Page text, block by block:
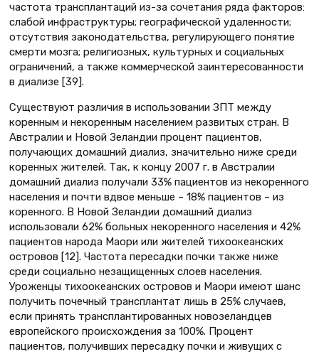
частота трансплантаций из-за сочетания ряда факторов:
слабой инфраструктуры; географической удаленности;
отсутствия законодательства, регулирующего понятие
смерти мозга; религиозных, культурных и социальных
ограничений, а также коммерческой заинтересованности
в диализе [39].
Существуют различия в использовании ЗПТ между
коренным и некоренным населением развитых стран. В
Австралии и Новой Зеландии процент пациентов,
получающих домашний диализ, значительно ниже среди
коренных жителей. Так, к концу 2007 г. в Австралии
домашний диализ получали 33% пациентов из некоренного
населения и почти вдвое меньше – 18% пациентов – из
коренного. В Новой Зеландии домашний диализ
использовали 62% больных некоренного населения и 42%
пациентов народа Маори или жителей тихоокеанских
островов [12]. Частота пересадки почки также ниже
среди социально незащищенных слоев населения.
Уроженцы тихоокеанских островов и Маори имеют шанс
получить почечный трансплантат лишь в 25% случаев,
если принять трансплантированных новозеландцев
европейского происхождения за 100%. Процент
пациентов, получивших пересадку почки и живущих с